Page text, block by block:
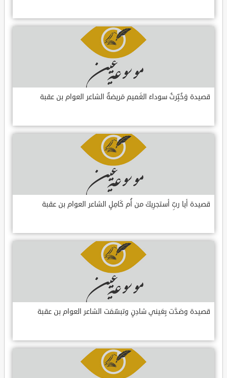
قصيدة وَخُبِّرتُ سوداءَ الغَميم مَريضةٌ الشاعر العوام بن عقبة
قصيدة أيا ربِّ أستجرِيكَ من أُم كَامِلٍ الشاعر العوام بن عقبة
قصيدة وصَدَّت بِعَيني شادِنٍ وتبسّمَت الشاعر العوام بن عقبة